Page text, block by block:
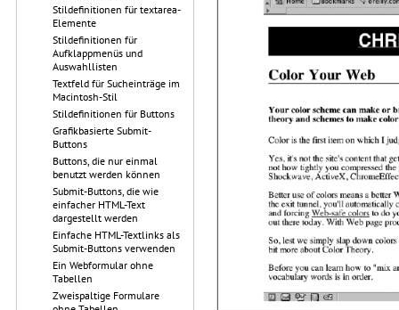
Stildefinitionen für textarea-
Elemente
Stildefinitionen für
Aufklappmenüs und
Auswahllisten
Textfeld für Sucheinträge im
Macintosh-Stil
Stildefinitionen für Buttons
Grafikbasierte Submit-
Buttons
Buttons, die nur einmal
benutzt werden können
Submit-Buttons, die wie
einfacher HTML-Text
dargestellt werden
Einfache HTML-Textlinks als
Submit-Buttons verwenden
Ein Webformular ohne
Tabellen
Zweispaltige Formulare